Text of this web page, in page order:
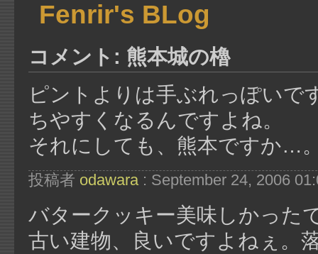
Fenrir's BLog
コメント: 熊本城の櫓
ピントよりは手ぶれっぽいで
ちやすくなるんですよね。
それにしても、熊本ですか…
投稿者 odawara: September 24, 2006
バタークッキー美味しかった
古い建物、良いですよねぇ。